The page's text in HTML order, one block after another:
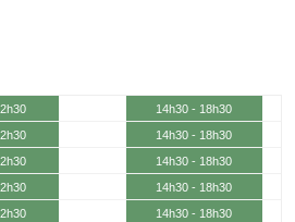
14h30 - 18h30
14h30 - 18h30
14h30 - 18h30
14h30 - 18h30
14h30 - 18h30